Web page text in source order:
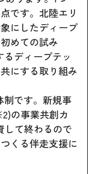
です。北陸エリ
にしたディープ
めての試み
るディープテッ
にする取り組み
制です。新規事
の事業共創カ
して終わるので
くる伴走支援に